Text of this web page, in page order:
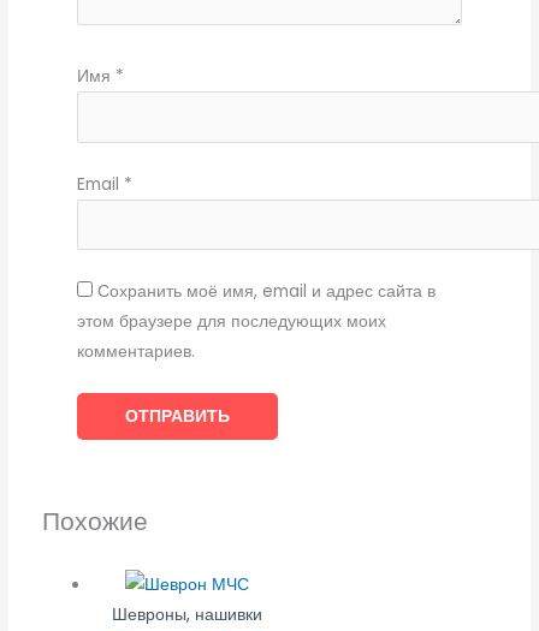
Имя *
Email *
Сохранить моё имя, email и адрес сайта в
этом браузере для последующих моих
комментариев.
Похожие
Шевроны, нашивки